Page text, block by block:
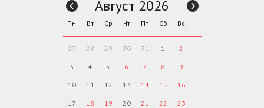
Август 2026
Пн Вт Ср Чт Пт Сб Вс
27 28 29 30 31 1 2
3 4 5 6 7 8 9
10 11 12 13 14 15 16
17 18 19 20 21 22 23